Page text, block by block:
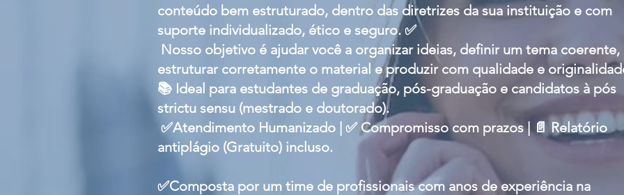
conteúdo bem estruturado, dentro das diretrizes da sua instituição e com
suporte individualizado, ético e seguro. ✅
Nosso objetivo é ajudar você a organizar ideias, definir um tema coerente,
estruturar corretamente o material e produzir com qualidade e
📚 Ideal para estudantes de graduação, pós-graduação e candidatos à pós
strictu sensu (mestrado e doutorado).
✅Atendimento Humanizado | ✅ Compromisso com prazos | 📄 Relatório
antiplágio (Gratuito) incluso.
✅Composta por um time de profissionais com anos de experiência na